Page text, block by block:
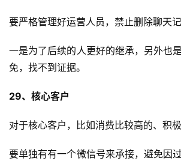
要严格管理好运营人员，禁止删除聊天记
一是为了后续的人更好的继承，另外也
免，找不到证据。
29、核心客户
对于核心客户，比如消费比较高的、积极
要单独有有一个微信号来承接，避免因